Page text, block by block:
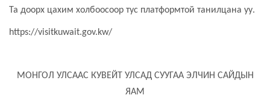
Та доорх цахим холбоосоор тус платформтой танилцана уу.
https://visitkuwait.gov.kw/
МОНГОЛ УЛСААС КУВЕЙТ УЛСАД СУУГАА ЭЛЧИН САЙДЫН
ЯАМ